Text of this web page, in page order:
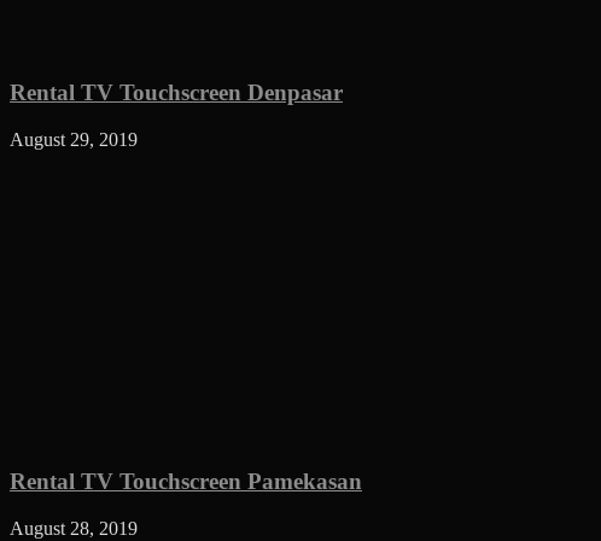
Rental TV Touchscreen Denpasar
August 29, 2019
Rental TV Touchscreen Pamekasan
August 28, 2019